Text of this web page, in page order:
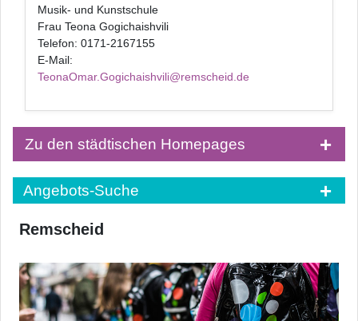
Musik- und Kunstschule
Frau Teona Gogichaishvili
Telefon: 0171-2167155
E-Mail:
TeonaOmar.Gogichaishvili@remscheid.de
Zu den städtischen Homepages
Angebots-Suche
Remscheid